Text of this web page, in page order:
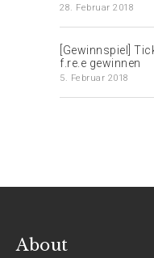
28. Februar 2018
[Gewinnspiel]
f.re.e gewinnen
5. Februar 2018
About